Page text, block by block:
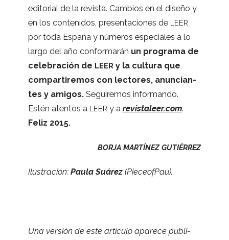
edi­to­rial de la revista. Cam­bios en el diseño y
en los con­te­ni­dos, pre­sen­ta­cio­nes de LEER
por toda España y núme­ros espe­cia­les a lo
largo del año con­for­ma­rán un pro­grama de
cele­bra­ción de LEERy la cul­tura que
com­par­ti­re­mos con lec­to­res, anun­cian­
tes y ami­gos.Segui­re­mos infor­mando.
Estén aten­tos a LEER y a revis​ta​leer​.com.
Feliz 2015.
BORJA MARTÍNEZ GUTIÉRREZ
Ilus­tra­ción: Paula Suá­rez(Pie­ceof­Pau).
Una ver­sión de este artículo apa­rece publi­